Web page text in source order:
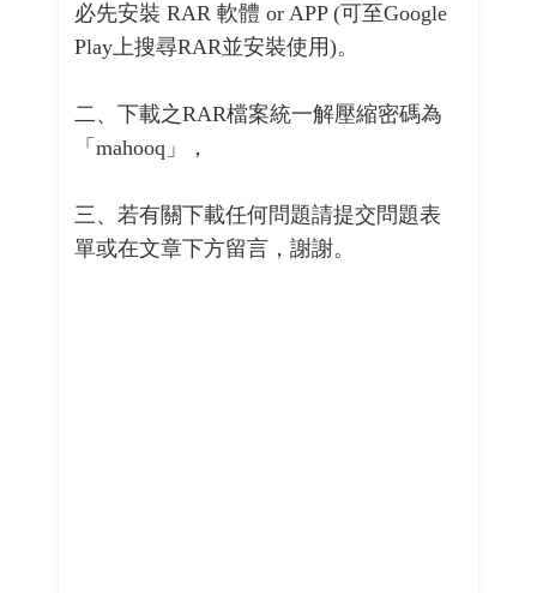
必先安裝 RAR 軟體 or APP (可至Google
Play上搜尋RAR並安裝使用)。
二、下載之RAR檔案統一解壓縮密碼為
「mahooq」，
三、若有關下載任何問題請提交問題表
單或在文章下方留言，謝謝。